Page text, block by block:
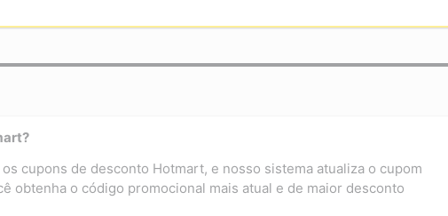
cupons de desconto Hotmart, e nosso sistema atualiza o cupom
obtenha o código promocional mais atual e de maior desconto